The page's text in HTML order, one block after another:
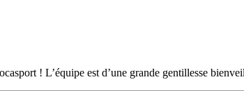
! L’équipe est d’une grande gentillesse